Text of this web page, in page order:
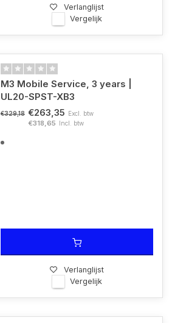
Verlanglijst
Vergelijk
M3 Mobile Service, 3 years |
UL20-SPST-XB3
€329,18 €263,35 Excl. btw
€318,65 Incl. btw
Verlanglijst
Vergelijk